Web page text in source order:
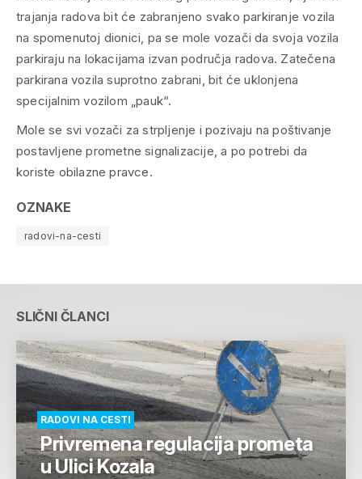
trajanja radova bit će zabranjeno svako parkiranje vozila
na spomenutoj dionici, pa se mole vozači da svoja vozila
parkiraju na lokacijama izvan područja radova. Zatečena
parkirana vozila suprotno zabrani, bit će uklonjena
specijalnim vozilom „pauk“.
Mole se svi vozači za strpljenje i pozivaju na poštivanje
postavljene prometne signalizacije, a po potrebi da
koriste obilazne pravce.
OZNAKE
radovi-na-cesti
SLIČNI ČLANCI
RADOVI NA CESTI
Privremena regulacija prometa
u Ulici Kozala